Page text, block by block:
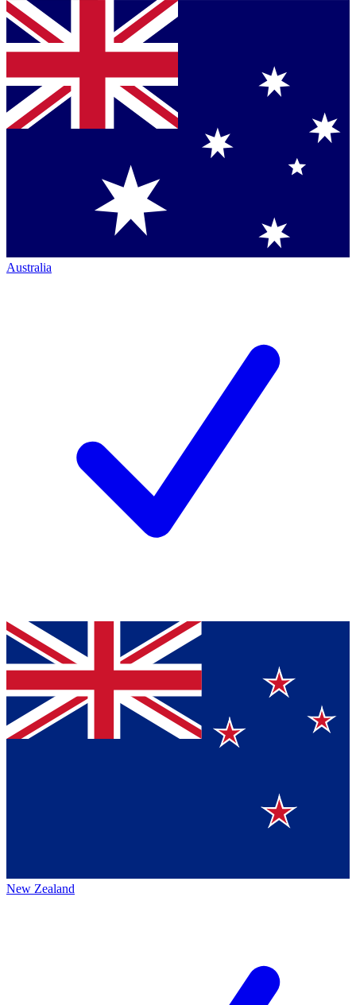
Australia
New Zealand